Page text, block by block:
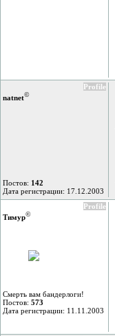
Profile
natnet©
Постов: 142
Дата регистрации: 17.12.2003
Profile
Тимур©
Смерть вам бандерлоги!
Постов: 573
Дата регистрации: 11.11.2003